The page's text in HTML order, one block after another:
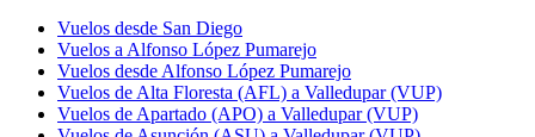
Vuelos desde San Diego
Vuelos a Alfonso López Pumarejo
Vuelos desde Alfonso López Pumarejo
Vuelos de Alta Floresta (AFL) a Valledupar (VUP)
Vuelos de Apartado (APO) a Valledupar (VUP)